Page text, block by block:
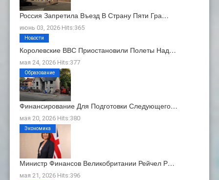
Россия Запретила Въезд В Страну Пяти Гра…
июнь 03, 2026 Hits:365
Королевские ВВС Приостановили Полеты Над…
мая 24, 2026 Hits:377
Новости
Финансирование Для Подготовки Следующего…
мая 20, 2026 Hits:380
Образование
Министр Финансов Великобритании Рейчел Р…
мая 21, 2026 Hits:396
Экономика